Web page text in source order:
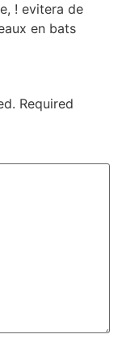
! evitera de
en bats
Required